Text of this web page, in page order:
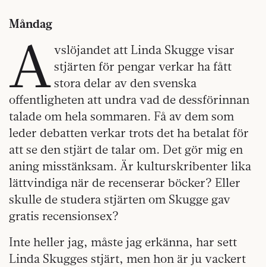
Måndag
A vslöjandet att Linda Skugge visar
stjärten för pengar verkar ha fått
stora delar av den svenska
offentligheten att undra vad de dessförinnan
talade om hela sommaren. Få av dem som
leder debatten verkar trots det ha betalat för
att se den stjärt de talar om. Det gör mig en
aning misstänksam. Är kulturskribenter lika
lättvindiga när de recenserar böcker? Eller
skulle de studera stjärten om Skugge gav
gratis recensionsex?
Inte heller jag, måste jag erkänna, har sett
Linda Skugges stjärt, men hon är ju vackert